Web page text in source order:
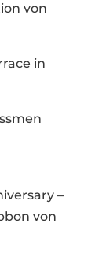
von
in
–
von